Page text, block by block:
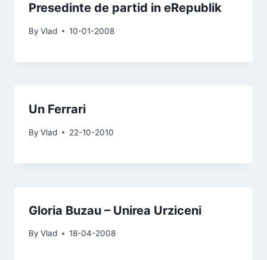
Presedinte de partid in eRepublik
By Vlad 10-01-2008
Un Ferrari
By Vlad 22-10-2010
Gloria Buzau – Unirea Urziceni
By Vlad 18-04-2008